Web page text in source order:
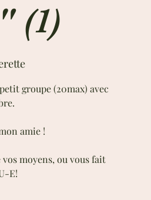
(1)
groupe (20max) avec
amie !
moyens, ou vous fait